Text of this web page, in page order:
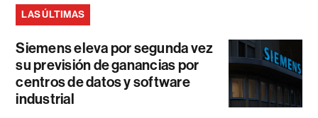
LAS ÚLTIMAS
Siemens eleva por segunda vez
su previsión de ganancias por
centros de datos y software
industrial